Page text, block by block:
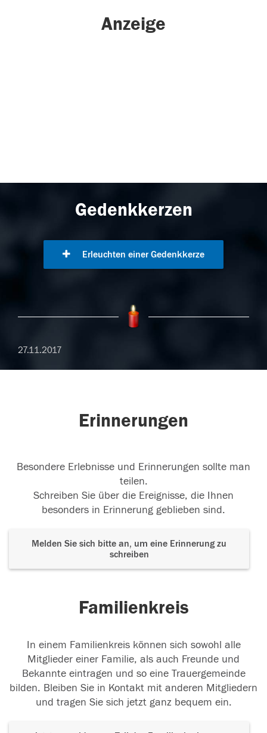
Anzeige
Gedenkkerzen
Erleuchten einer Gedenkkerze
27.11.2017
Erinnerungen
Besondere Erlebnisse und Erinnerungen sollte man
teilen.
Schreiben Sie über die Ereignisse, die Ihnen
besonders in Erinnerung geblieben sind.
Melden Sie sich bitte an, um eine Erinnerung zu
schreiben
Familienkreis
In einem Familienkreis können sich sowohl alle
Mitglieder einer Familie, als auch Freunde und
Bekannte eintragen und so eine Trauergemeinde
bilden. Bleiben Sie in Kontakt mit anderen Mitgliedern
und tragen Sie sich jetzt ganz bequem ein.